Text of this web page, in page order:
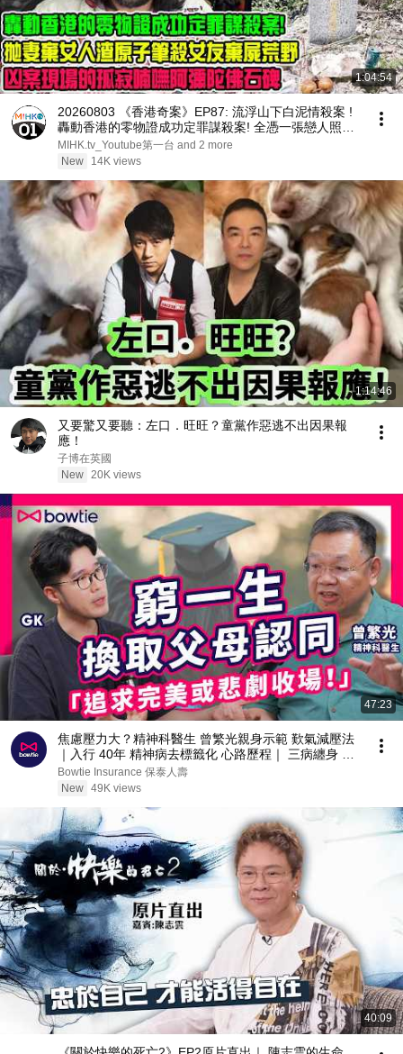
1:04:54
20260803 《香港奇案》EP87: 流浮山下白泥情殺案 !
轟動香港的零物證成功定罪謀殺案! 全憑一張戀人照偵
破姊弟戀情殺案！拋妻棄女佔有慾強人渣，原子筆殘殺
女友棄屍荒野！孤寂的喃嘸阿彌陀佛碑
MIHK.tv_Youtube第一台 and 2 more
New
14K views
1:14:46
又要驚又要聽：左口．旺旺？童黨作惡逃不出因果報
應！
子博在英國
New 20K views
47:23
焦慮壓力大？精神科醫生 曾繁光親身示範 歎氣減壓法
｜入行 40年 精神病去標籤化 心路歷程｜ 三病纏身 如
何 保持豁達？｜擺脫精神內耗 全靠8字真言：「很多
人拼命換取父母認同」｜#Bowtie
Bowtie Insurance 保泰人壽
New 49K views
40:09